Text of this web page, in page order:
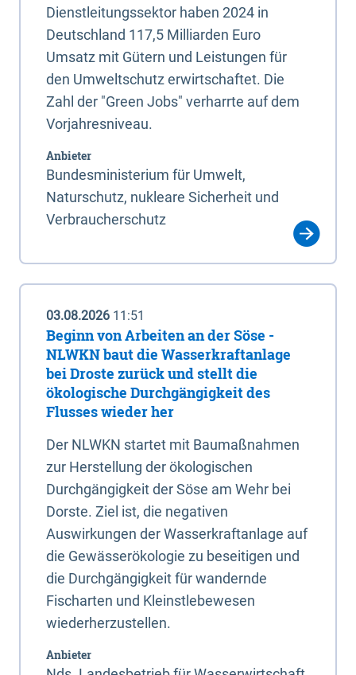
Dienstleitungssektor haben 2024 in
Deutschland 117,5 Milliarden Euro
Umsatz mit Gütern und Leistungen für
den Umweltschutz erwirtschaftet. Die
Zahl der "Green Jobs" verharrte auf dem
Vorjahresniveau.
Anbieter
Bundesministerium für Umwelt,
Naturschutz, nukleare Sicherheit und
Verbraucherschutz
03.08.2026 11:51
Beginn von Arbeiten an der Söse -
NLWKN baut die Wasserkraftanlage
bei Droste zurück und stellt die
ökologische Durchgängigkeit des
Flusses wieder her
Der NLWKN startet mit Baumaßnahmen
zur Herstellung der ökologischen
Durchgängigkeit der Söse am Wehr bei
Dorste. Ziel ist, die negativen
Auswirkungen der Wasserkraftanlage auf
die Gewässerökologie zu beseitigen und
die Durchgängigkeit für wandernde
Fischarten und Kleinstlebewesen
wiederherzustellen.
Anbieter